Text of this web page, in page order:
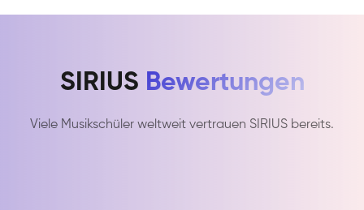
SIRIUS Bewertungen
Viele Musikschüler weltweit vertrauen SIRIUS bereits.